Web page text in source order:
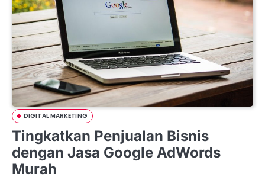
DIGITAL MARKETING
Tingkatkan Penjualan Bisnis
dengan Jasa Google AdWords
Murah